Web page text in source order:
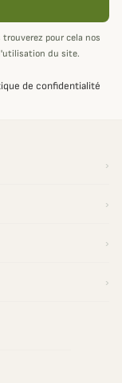
pour cela nos
du site.
de confidentialité